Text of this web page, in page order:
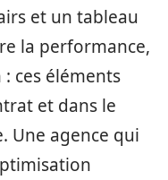
et un tableau
la performance,
ces éléments
et dans le
Une agence qui